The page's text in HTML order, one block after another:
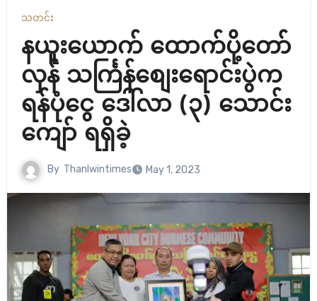
သတင်း
နယူးယောက် ထောက်ပို့တော်
လှန် သင်္ကြန်စျေးရောင်းပွဲက
ရန်ပုံငွေ ဒေါ်လာ (၃) သောင်း
ကျော် ရရှိခဲ့
By Thanlwintimes May 1, 2023